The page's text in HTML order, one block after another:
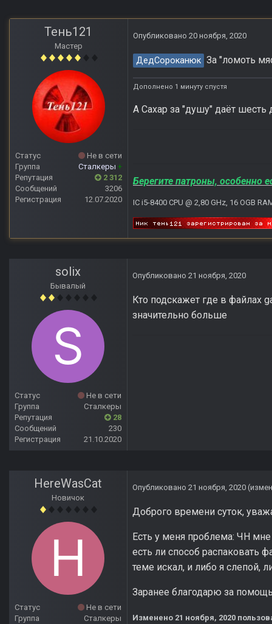
Тень121
Мастер
Статус
Не в сети
Группа
Сталкеры +
Репутация
2 312
Сообщений
3206
Регистрация
12.07.2020
Опубликовано 20 ноября, 2020
ДедСороканюк За "ломоть
Дополнено 1 минуту спустя
А Сахар за "душу" даёт шесть
Берегите патроны, особенно
IC i5-8400 CPU @ 2,80 GHz, 16 OGB
solix
Бывалый
Статус
Не в сети
Группа
Сталкеры
Репутация
28
Сообщений
230
Регистрация
21.10.2020
Опубликовано 21 ноября, 2020
Кто подскажет где в файлах
значительно больше
HereWasCat
Новичок
Статус
Не в сети
Группа
Сталкеры
Опубликовано 21 ноября, 2020
Доброго времени суток,
Есть у меня проблема: ЧН
есть ли способ распаковать
теме искал, и либо я слепой,
Заранее благодарю за
Изменено 21 ноября, 2020